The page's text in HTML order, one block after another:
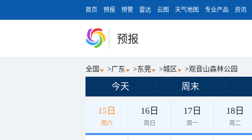
首页 预报 预警 雷达 云图 天气地图 专业产品 资讯
预报
全国 >广东 >东莞 >城区 >观音山森林公园
今天 周末
15日
周六
16日
周日
17日
周一
18日
周二